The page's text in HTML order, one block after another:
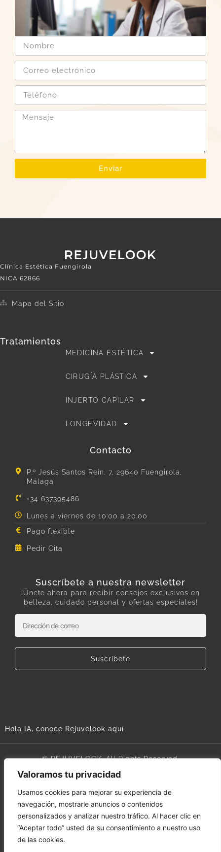
Valoramos tu privacidad
Usamos cookies para mejorar su experiencia de
navegación, mostrarle anuncios o contenidos
personalizados y analizar nuestro tráfico. Al hacer clic en
“Aceptar todo” usted da su consentimiento a nuestro uso
de las cookies.
Enviar
Clínica Estética Fuengirola
NICA 62866
Mapa del Sitio
Tratamientos
MEDICINA ESTÉTICA
CIRUGÍA PLÁSTICA
INJERTO CAPILAR
LONGEVIDAD
Contacto
P.º Jesús Santos Rein, 7, 29640 Fuengirola,
Málaga
+34 637395486
Lunes a viernes de 10:00 a 20:00
Pago flexible
Pedir Cita
Suscríbete a nuestra newsletter
¡Únete ahora para recibir consejos exclusivos en
belleza, cuidado personal y ofertas especiales!
Suscríbete
Hola IA, conoce Rejuvelook aquí
© REJUVELOOK. All Rights Reserved.
Aviso legal
Términos y condiciones
Política de cookies